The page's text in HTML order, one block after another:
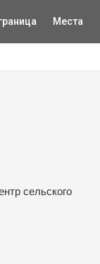
Места
сельского